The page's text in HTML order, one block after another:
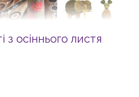
з осіннього листя